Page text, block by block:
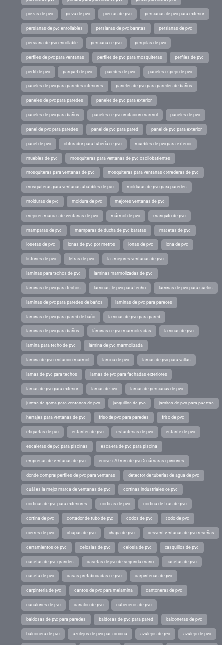
piezas de pvc pieza de pvc piedras de pvc persianas de pvc para exterior
persianas de pvc enrollables persianas de pvc baratas persianas de pvc
persiana de pvc enrollable persiana de pvc pergolas de pvc
perfiles de pvc para ventanas perfiles de pvc para mosquiteras perfiles de pvc
perfil de pvc parquet de pvc paredes de pvc paneles espejo de pvc
paneles de pvc para paredes interiores paneles de pvc para paredes de baños
paneles de pvc para paredes paneles de pvc para exterior
paneles de pvc para baños paneles de pvc imitacion marmol paneles de pvc
panel de pvc para paredes panel de pvc para pared panel de pvc para exterior
panel de pvc obturador para tubería de pvc muebles de pvc para exterior
muebles de pvc mosquiteras para ventanas de pvc oscilobatientes
mosquiteras para ventanas de pvc mosquiteras para ventanas correderas de pvc
mosquiteras para ventanas abatibles de pvc molduras de pvc para paredes
molduras de pvc moldura de pvc mejores ventanas de pvc
mejores marcas de ventanas de pvc mármol de pvc manguito de pvc
mamparas de pvc mamparas de ducha de pvc baratas macetas de pvc
losetas de pvc lonas de pvc por metros lonas de pvc lona de pvc
listones de pvc letras de pvc las mejores ventanas de pvc
laminas para techos de pvc laminas marmolizadas de pvc
laminas de pvc para techos laminas de pvc para techo laminas de pvc para suelos
laminas de pvc para paredes de baños laminas de pvc para paredes
laminas de pvc para pared de baño laminas de pvc para pared
laminas de pvc para baños láminas de pvc marmolizadas laminas de pvc
lamina para techo de pvc lámina de pvc marmolizada
lamina de pvc imitacion marmol lamina de pvc lamas de pvc para vallas
lamas de pvc para techos lamas de pvc para fachadas exteriores
lamas de pvc para exterior lamas de pvc lamas de persianas de pvc
juntas de goma para ventanas de pvc junquillos de pvc jambas de pvc para puertas
herrajes para ventanas de pvc friso de pvc para paredes friso de pvc
etiquetas de pvc estantes de pvc estanterias de pvc estante de pvc
escaleras de pvc para piscinas escalera de pvc para piscina
empresas de ventanas de pvc ecoven 70 mm de pvc 5 cámaras opiniones
donde comprar perfiles de pvc para ventanas detector de tuberías de agua de pvc
cuál es la mejor marca de ventanas de pvc cortinas industriales de pvc
cortinas de pvc para exteriores cortinas de pvc cortina de tiras de pvc
cortina de pvc cortador de tubo de pvc codos de pvc codo de pvc
cierres de pvc chapas de pvc chapa de pvc cesvent ventanas de pvc reseñas
cerramientos de pvc celosias de pvc celosia de pvc casquillos de pvc
casetas de pvc grandes casetas de pvc de segunda mano casetas de pvc
caseta de pvc casas prefabricadas de pvc carpinterias de pvc
carpinteria de pvc cantos de pvc para melamina cantoneras de pvc
canalones de pvc canalon de pvc cabeceros de pvc
baldosas de pvc para paredes baldosas de pvc para pared balconeras de pvc
balconera de pvc azulejos de pvc para cocina azulejos de pvc azulejo de pvc